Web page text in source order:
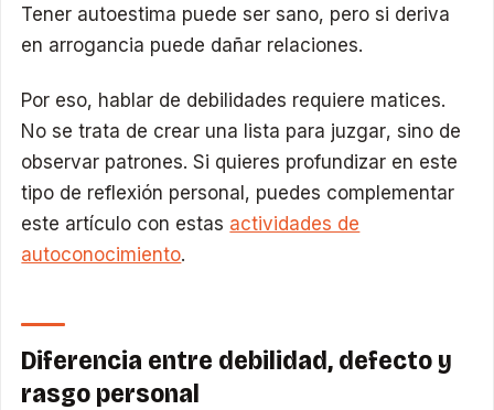
Tener autoestima puede ser sano, pero si deriva
en arrogancia puede dañar relaciones.
Por eso, hablar de debilidades requiere matices.
No se trata de crear una lista para juzgar, sino de
observar patrones. Si quieres profundizar en este
tipo de reflexión personal, puedes complementar
este artículo con estas actividades de
autoconocimiento.
Diferencia entre debilidad, defecto y
rasgo personal